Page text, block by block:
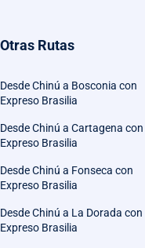
Otras Rutas
Desde Chinú a Bosconia con
Expreso Brasilia
Desde Chinú a Cartagena con
Expreso Brasilia
Desde Chinú a Fonseca con
Expreso Brasilia
Desde Chinú a La Dorada con
Expreso Brasilia